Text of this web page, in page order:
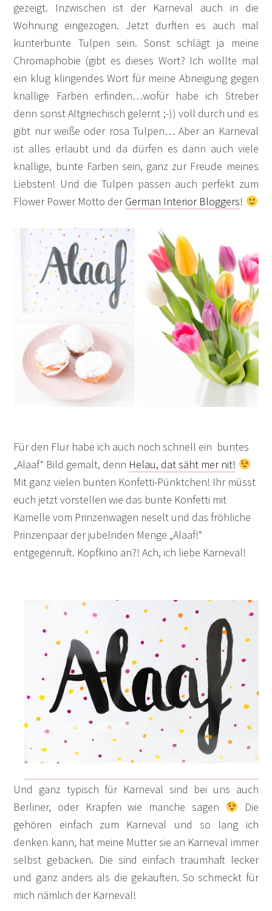
gezeigt. Inzwischen ist der Karneval auch in die
Wohnung eingezogen. Jetzt durften es auch mal
kunterbunte Tulpen sein. Sonst schlägt ja meine
Chromaphobie (gibt es dieses Wort? Ich wollte mal
ein klug klingendes Wort für meine Abneigung gegen
knallige Farben erfinden…wofür habe ich Streber
denn sonst Altgriechisch gelernt ;-)) voll durch und es
gibt nur weiße oder rosa Tulpen… Aber an Karneval
ist alles erlaubt und da dürfen es dann auch viele
knallige, bunte Farben sein, ganz zur Freude meines
Liebsten! Und die Tulpen passen auch perfekt zum
Flower Power Motto derGerman Interior Bloggers!
Für den Flur habe ich auch noch schnell ein buntes
„Alaaf“ Bild gemalt, denn Helau, dat säht mer nit!
Mit ganz vielen bunten Konfetti-Pünktchen! Ihr müsst
euch jetzt vorstellen wie das bunte Konfetti mit
Kamelle vom Prinzenwagen rieselt und das fröhliche
Prinzenpaar der jubelnden Menge „Alaaf!“
entgegenruft. Kopfkino an?! Ach, ich liebe Karneval!
Und ganz typisch für Karneval sind bei uns auch
Berliner, oder Krapfen wie manche sagen
Die
gehören einfach zum Karneval und so lang ich
denken kann, hat meine Mutter sie an Karneval immer
selbst gebacken. Die sind einfach traumhaft lecker
und ganz anders als die gekauften. So schmeckt für
mich nämlich der Karneval!